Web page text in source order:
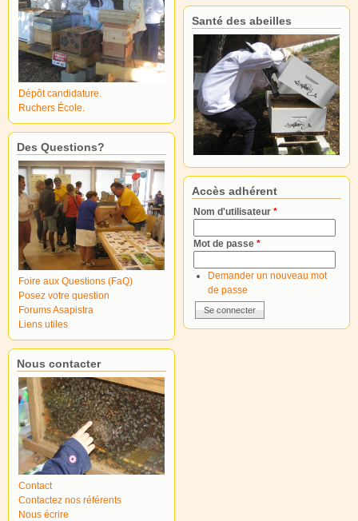
Dépôt candidature.
Ruchers École.
Des Questions?
Foire aux Questions (FaQ)
Posez votre question
Forums Asapistra
Liens utiles
Nous contacter
Contact
Contactez nos référents
Nous écrire
Santé des abeilles
Accès adhérent
Nom d'utilisateur *
Mot de passe *
Demander un nouveau mot
de passe